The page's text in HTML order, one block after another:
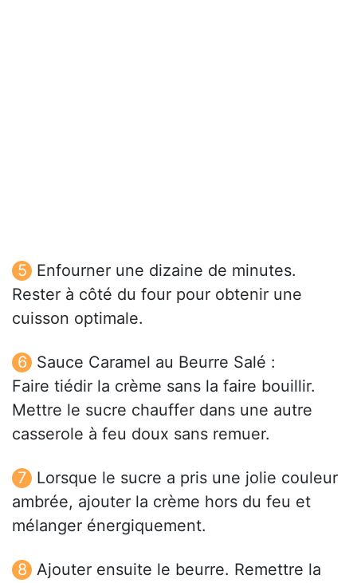
Enfourner une dizaine de minutes.
Rester à côté du four pour obtenir une
cuisson optimale.
Sauce Caramel au Beurre Salé :
Faire tiédir la crème sans la faire bouillir.
Mettre le sucre chauffer dans une autre
casserole à feu doux sans remuer.
Lorsque le sucre a pris une jolie couleur
ambrée, ajouter la crème hors du feu et
mélanger énergiquement.
Ajouter ensuite le beurre. Remettre la